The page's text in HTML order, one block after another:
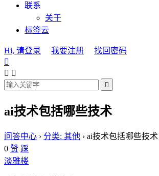
联系
关于
标签云
Hi, 请登录 我要注册
找回密码

 

ai技术包括哪些技术
问答中心 › 分类: 其他 › ai技术包括哪些技术
0 赞 踩
淡雅楼